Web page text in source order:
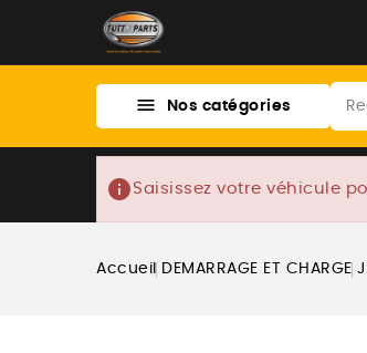
 Nos catégories
info Saisissez votre véhicule
Accueil DEMARRAGE ET CHARGE